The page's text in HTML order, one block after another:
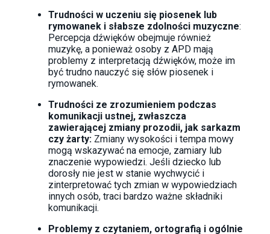
Trudności w uczeniu się piosenek lub
rymowanek i słabsze zdolności muzyczne:
Percepcja dźwięków obejmuje również
muzykę, a ponieważ osoby z APD mają
problemy z interpretacją dźwięków, może im
być trudno nauczyć się słów piosenek i
rymowanek.
Trudności ze zrozumieniem podczas
komunikacji ustnej, zwłaszcza
zawierającej zmiany prozodii, jak sarkazm
czy żarty: Zmiany wysokości i tempa mowy
mogą wskazywać na emocje, zamiary lub
znaczenie wypowiedzi. Jeśli dziecko lub
dorosły nie jest w stanie wychwycić i
zinterpretować tych zmian w wypowiedziach
innych osób, traci bardzo ważne składniki
komunikacji.
Problemy z czytaniem, ortografią i ogólnie